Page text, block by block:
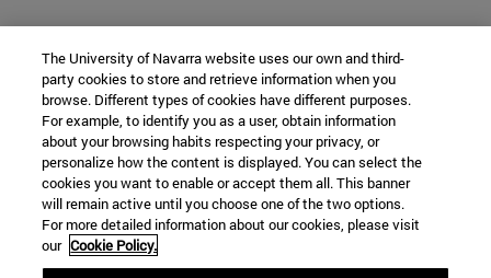
The University of Navarra website uses our own and third-
party cookies to store and retrieve information when you
browse. Different types of cookies have different purposes.
For example, to identify you as a user, obtain information
about your browsing habits respecting your privacy, or
personalize how the content is displayed. You can select the
cookies you want to enable or accept them all. This banner
will remain active until you choose one of the two options.
For more detailed information about our cookies, please visit
our Cookie Policy.